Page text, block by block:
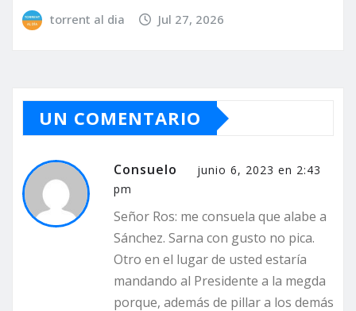
torrent al dia Jul 27, 2026
UN COMENTARIO
Consuelo
junio 6, 2023 en 2:43
pm
Señor Ros: me consuela que alabe a
Sánchez. Sarna con gusto no pica.
Otro en el lugar de usted estaría
mandando al Presidente a la megda
porque, además de pillar a los demás